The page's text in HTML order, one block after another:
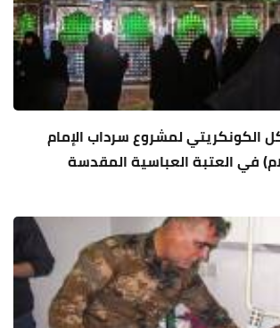
الكونكريتي لمشروع سرداب الإمام
في العتبة العباسية المقدسة